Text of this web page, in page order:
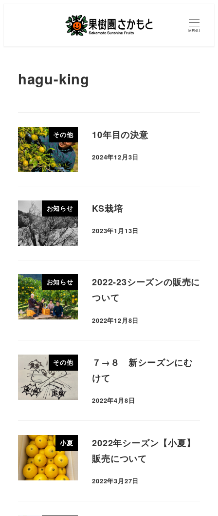
MENU
hagu-king
その他 10年目の決意
2024年12月3日
お知らせ KS栽培
2023年1月13日
お知らせ
2022-23シーズンの販売に
ついて
2022年12月8日
その他
７→８ 新シーズンにむ
けて
2022年4月8日
小夏
2022年シーズン【小夏】
販売について
2022年3月27日